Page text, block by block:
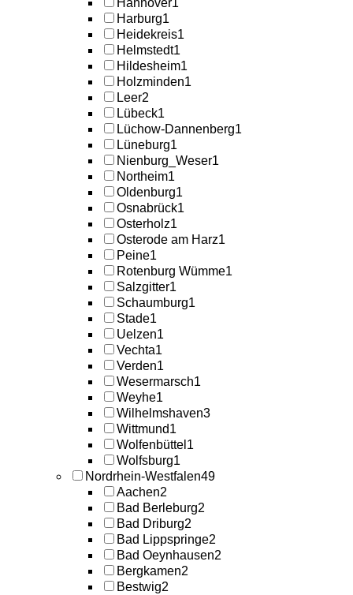
Hannover1
Harburg1
Heidekreis1
Helmstedt1
Hildesheim1
Holzminden1
Leer2
Lübeck1
Lüchow-Dannenberg1
Lüneburg1
Nienburg_Weser1
Northeim1
Oldenburg1
Osnabrück1
Osterholz1
Osterode am Harz1
Peine1
Rotenburg Wümme1
Salzgitter1
Schaumburg1
Stade1
Uelzen1
Vechta1
Verden1
Wesermarsch1
Weyhe1
Wilhelmshaven3
Wittmund1
Wolfenbüttel 1
Wolfsburg1
Nordrhein-Westfalen49
Aachen2
Bad Berleburg2
Bad Driburg2
Bad Lippspringe2
Bad Oeynhausen2
Bergkamen2
Bestwig2